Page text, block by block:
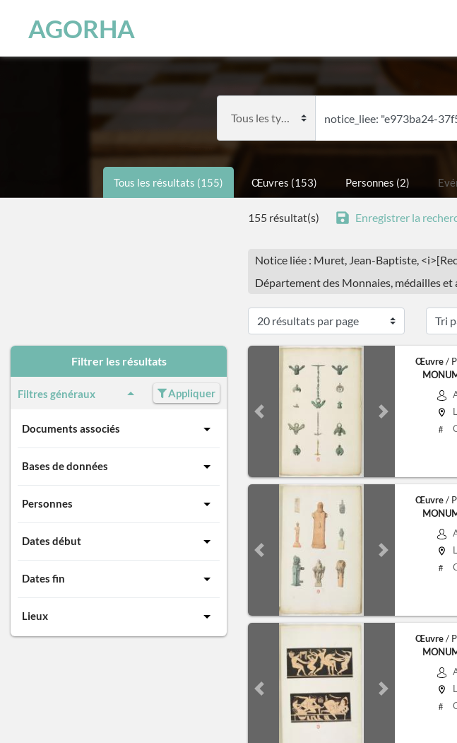
AGORHA
Tous les résultats (155) Œuvres (153) Personnes (2)
155 résultat(s) Enregistrer la
Notice liée : Muret, Jean-Baptiste,
Département des Monnaies, médailles
Filtrer les résultats
Filtres généraux Appliquer
Documents associés
Bases de données
Personnes
Dates début
Dates fin
Lieux
Previous slide Next slide
Œuvre/
#
Previous slide Next slide
Œuvre/
#
Previous slide Next slide
Œuvre/
#